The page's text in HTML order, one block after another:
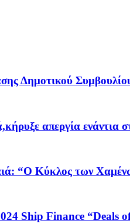
Δημοτικού
απεργία ενάντια
“Ο Κύκλος των
Ship Finance “Deals